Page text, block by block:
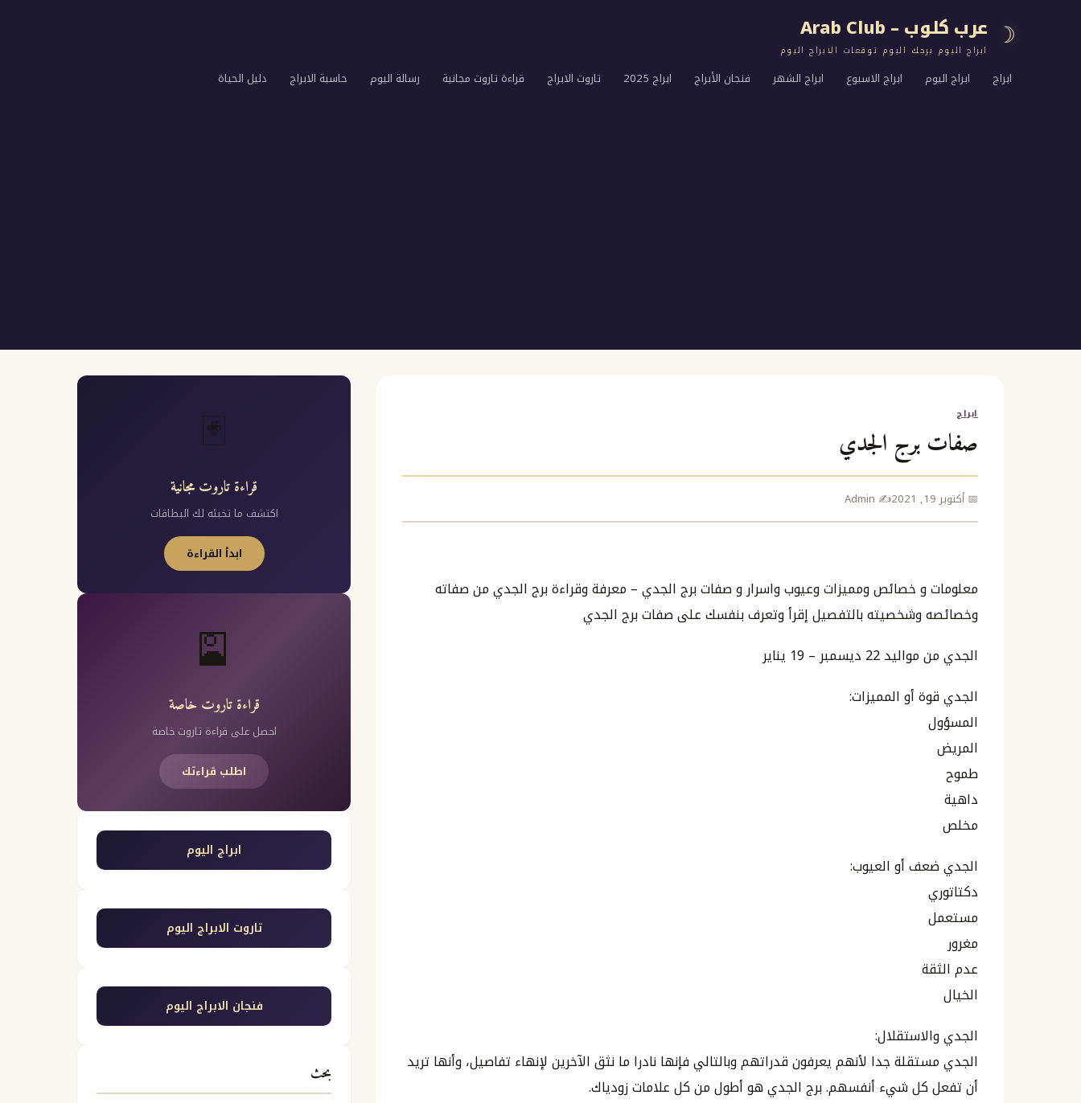
☽ عرب كلوب – Arab Club
ابراج اليوم برجك اليوم توقعات الابراج اليوم
ابراج ابراج اليوم ابراج الاسبوع ابراج الشهر فنجان الأبراج ابراج 2025 تاروت الابراج قراءة تاروت مجانية رسالة اليوم حاسبة الابراج دليل الحياة
ابراج
صفات برج الجدي
📅 أكتوبر 19, 2021 ✍️ Admin
معلومات و خصائص ومميزات وعيوب واسرار و صفات برج الجدي – معرفة وقراءة برج الجدي من صفاته
وخصائصه وشخصيته بالتفصيل إقرأ وتعرف بنفسك على صفات برج الجدي
الجدي من مواليد 22 ديسمبر – 19 يناير
الجدي قوة أو المميزات:
المسؤول
المريض
طموح
داهية
مخلص
الجدي ضعف أو العيوب:
دكتاتوري
مستعمل
مغرور
عدم الثقة
الخيال
الجدي والاستقلال:
الجدي مستقلة جدا لأنهم يعرفون قدراتهم وبالتالي فإنها نادرا ما نثق الآخرين لإنهاء تفاصيل، وأنها تريد
أن تفعل كل شيء أنفسهم. برج الجدي هو أطول من كل علامات زودياك.
🃏
قراءة تاروت مجانية
اكتشف ما تخبئه لك البطاقات
ابدأ القراءة
🎴
قراءة تاروت خاصة
احصل على قراءة تاروت خاصة
اطلب قراءتك
ابراج اليوم
تاروت الابراج اليوم
فنجان الابراج اليوم
بحث